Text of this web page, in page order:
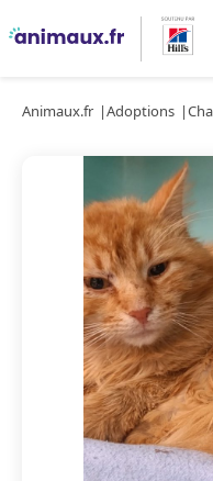
Animaux.fr Adoptions